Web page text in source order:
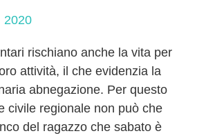
2020
rischiano anche la vita per
attività, il che evidenzia la
abnegazione. Per questo
civile regionale non può che
del ragazzo che sabato è